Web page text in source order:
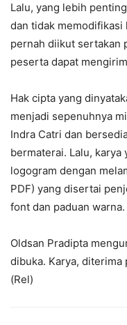
Lalu, yang lebih
dan tidak memodifikasi
pernah diikut sertakan
peserta dapat
Hak cipta yang
menjadi sepenuhnya
Indra Catri dan
bermaterai. Lalu,
logogram dengan
PDF) yang disertai
font dan paduan warna.
Oldsan Pradipta
dibuka. Karya, diterima
(Rel)